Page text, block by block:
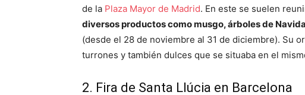
de la Plaza Mayor de Madrid. En este se suelen
diversos productos como musgo, árboles de
(desde el 28 de noviembre al 31 de diciembre). Su
turrones y también dulces que se situaba en el
2. Fira de Santa Llúcia en Barcelona